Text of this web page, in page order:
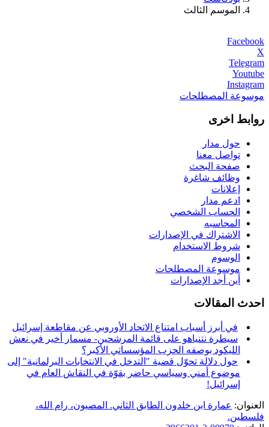
الموسم الثالث
Facebook
X
Telegram
Youtube
Instagram
موسوعة المصطلحات
روابط اخرى
حول مدار
تواصل معنا
صفحة البحث
وظائف شاغرة
إعلانات
ادعم مدار
الحساب الشخصي
المحاسبه
الاشتراك في الإصدارات
شروط الاستخدام
الوسوم
موسوعة المصطلحات
أين أجد الإصدارات
احدث المقالات
في أبرز أسباب امتناع الاتحاد الأوروبي عن مقاطعة إسرائيل
سيطرة نتنياهو على قائمة المرشحين- مسمار أخير في نعش
الليكود بوصفه الحزب المؤسساتي الأكبر؟
حول دلالة تحوّل قضية "التدخل في الانتخابات البرلمانية" إلى
موضوع أمني وسياسي حاضر بقوّة في النقاش العام في
إسرائيل!
العنوان: عمارة ابن خلدون الطابق الثاني. المصيون، رام الله،
فلسطين.